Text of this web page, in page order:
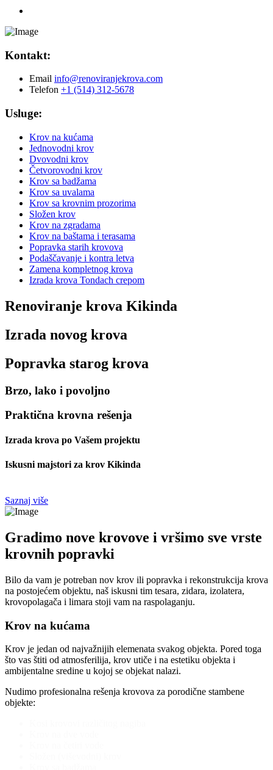
Kontakt:
Email info@renoviranjekrova.com
Telefon +1 (514) 312-5678
Usluge:
Krov na kućama
Jednovodni krov
Dvovodni krov
Četvorovodni krov
Krov sa badžama
Krov sa uvalama
Krov sa krovnim prozorima
Složen krov
Krov na zgradama
Krov na baštama i terasama
Popravka starih krovova
Podaščavanje i kontra letva
Zamena kompletnog krova
Izrada krova Tondach crepom
Renoviranje krova Kikinda
Izrada novog krova
Popravka starog krova
Brzo, lako i povoljno
Praktična krovna rešenja
Izrada krova po Vašem projektu
Iskusni majstori za krov Kikinda
Saznaj više
Gradimo nove krovove i vršimo sve vrste
krovnih popravki
Bilo da vam je potreban nov krov ili popravka i rekonstrukcija krova
na postojećem objektu, naš iskusni tim tesara, zidara, izolatera,
krovopolagača i limara stoji vam na raspolaganju.
Krov na kućama
Krov je jedan od najvažnijih elemenata svakog objekta. Pored toga
što vas štiti od atmosferilija, krov utiče i na estetiku objekta i
ambijentalne sredine u kojoj se objekat nalazi.
Nudimo profesionalna rešenja krovova za porodične stambene
objekte: